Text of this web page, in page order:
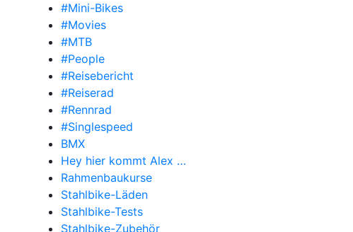
#Mini-Bikes
#Movies
#MTB
#People
#Reisebericht
#Reiserad
#Rennrad
#Singlespeed
BMX
Hey hier kommt Alex …
Rahmenbaukurse
Stahlbike-Läden
Stahlbike-Tests
Stahlbike-Zubehör